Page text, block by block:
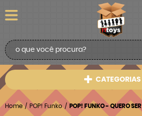
CATEGORIAS
Home POP! Funko POP! FUNKO - QUERO